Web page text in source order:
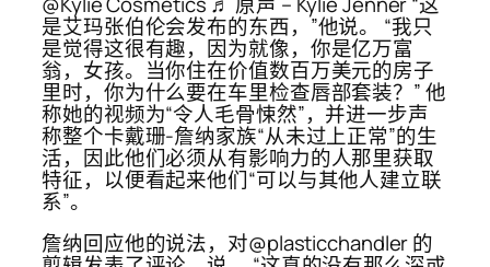
是艾玛张伯伦会发布的东西，”他说。 “我只
是觉得这很有趣，因为就像，你是亿万富
翁，女孩。当你住在价值数百万美元的房子
里时，你为什么要在车里检查唇部套装？” 他
称她的视频为“令人毛骨悚然”，并进一步声
称整个卡戴珊-詹纳家族“从未过上正常”的生
活，因此他们必须从有影响力的人那里获取
特征，以便看起来他们“可以与其他人建立联
系”。
詹纳回应他的说法，对@plasticchandler 的